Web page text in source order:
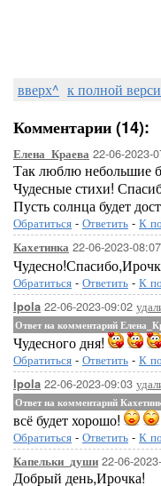
вверх^ к полной
Комментарии (14):
Елена_Краева 22-06-2023-
Так люблю небольшие
Чудесные стихи!
Пусть солнца будет
Обратиться - Ответить - К
Кахетинка 22-06-2023-08:07
Обратиться - Ответить - К
Ipola 22-06-2023-09:02
Ответ на комментарий
Чудесного дня!
Обратиться - Ответить - К
Ipola 22-06-2023-09:03
Ответ на комментарий
всё будет хорошо!
Обратиться - Ответить - К
Капельки_души 22-06-
Добрый день,Ирочка!